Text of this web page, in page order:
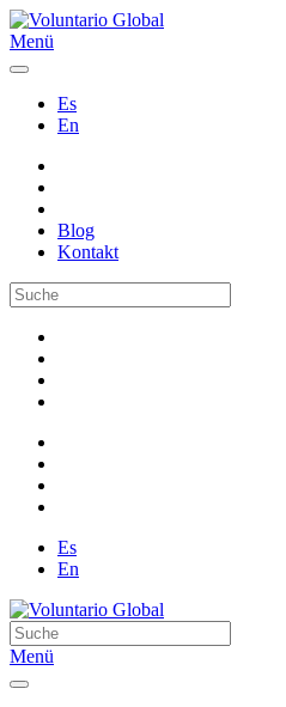
Menü
Es
En
Blog
Kontakt
Es
En
Menü